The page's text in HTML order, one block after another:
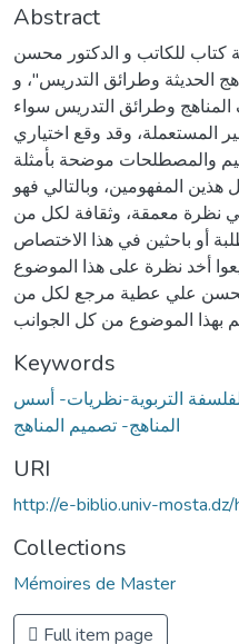
Abstract
للكاتب و الدكتور محسن
الحديثة وطرائق التدريس"، و
وطرائق التدريس سواء
المستعملة، وقد وقع اختياري
والمصطلحات موضحة بأمثلة
المفهومين، وبالتالي فهو
نظرة معمقة، وثقافة لكل من
أو باحثين في هذا الاختصاص
أخد نظرة على هذا الموضوع
محسن علي عطية مرجع لكل من
Keywords
التربوية-نظريات- أسس
المناهج- تصميم المناهج
URI
http://e-biblio.univ-
Collections
Mémoires de Master
Full item page